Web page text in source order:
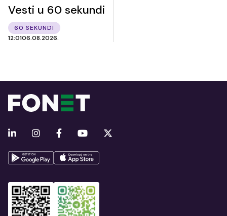
Vesti u 60 sekundi
60 SEKUNDI
12:0106.08.2026.